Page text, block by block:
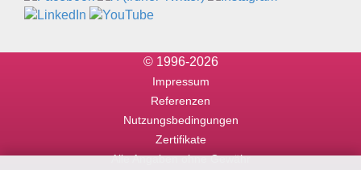
© 1996-2026
Impressum
Referenzen
Nutzungsbedingungen
Zertifikate
Alle Angaben ohne Gewähr